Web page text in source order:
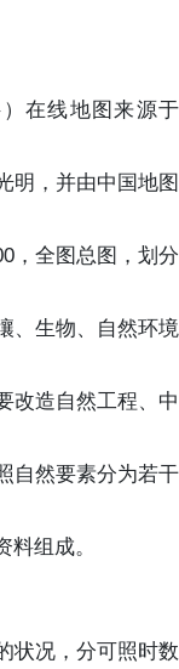
在线地图来源于
明，并由中国地图
，全图总图，划分
、生物、自然环境
改造自然工程、中
自然要素分为若干
组成。
状况，分可照时数